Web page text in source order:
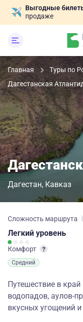
Выгодные
продаже
Главная Туры по
Дагестанская
Дагестан Кавказ
Сложность маршрута
Легкий уровень
Комфорт
Средний
Путешествие в
водопадов, аулов-
вкусных угощений